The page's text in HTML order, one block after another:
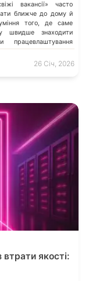
вакансії» часто
ближче до дому й
того, де саме
швидше знаходити
працевлаштування
26 Січ, 2026
якості: